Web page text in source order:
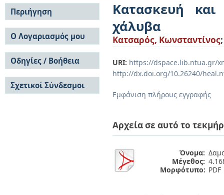
Κατασκευή
χάλυβα
Κατσαρός, Κωνσταντίνος
URI: https://dspace.lib.ntua.gr/
http://dx.doi.org/10.26240/
Εμφάνιση πλήρους εγγραφής
Αρχεία σε αυτό το
Όνομα:
Μέγεθος:
Μορφότυπο: PDF
Περιήγηση
Σε όλο το DSpace
Κοινότητες & Συλλογές
Ανά Ημερομηνία
Έκδοσης
Συγγραφείς
Τίτλοι
Θέματα
Ο Λογαριασμός μου
Σύνδεση
Εγγραφή
Οδηγίες / Βοήθεια
Οδηγίες Υποβολής
Οδηγίες Χρήσης ΙΑ
Συχνές Ερωτήσεις
Σχετικοί Σύνδεσμοι